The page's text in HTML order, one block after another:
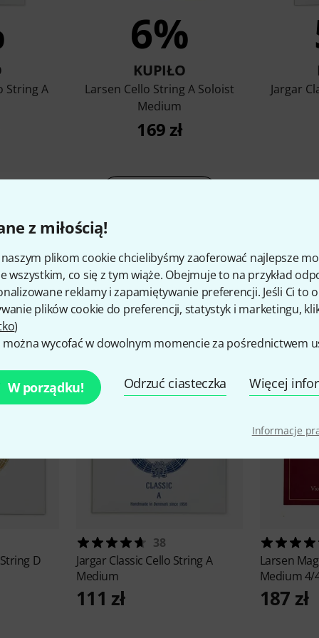
z miłością!
naszym plikom cookie chcielibyśmy zaoferować najlepsze
wszystkim, co się z tym wiąże. Obejmuje to na przykład
reklamy i zapamiętywanie preferencji. Jeśli Ci to
plików cookie do preferencji, statystyk i marketingu,
)
można wycofać w dowolnym momencie za pośrednictwem
W porządku! Odrzuć ciasteczka Więcej
Informacje
String A
6%
KUPIŁO
Larsen Cello String A Soloist
Medium
169 zł
Jargar
i pasujące
D
38
Jargar Classic Cello String A
Medium
111 zł
Larsen
Medium 4/
187 zł